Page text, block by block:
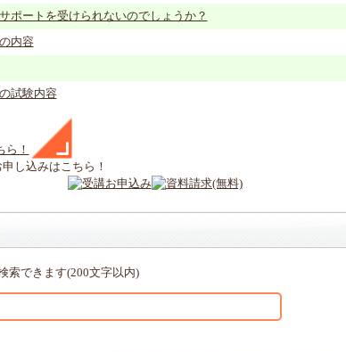
ポートを受けられないのでしょうか？
内容
試験内容
ら！
し込みはこちら！
索できます(200文字以内)